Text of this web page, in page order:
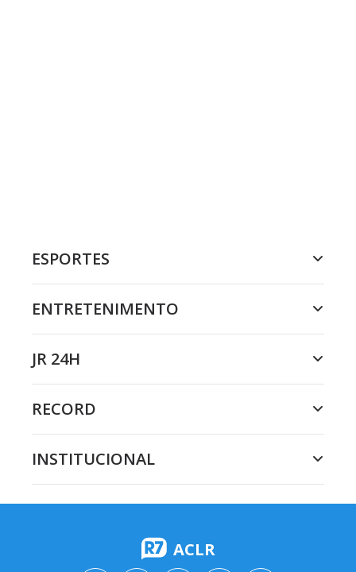
ESPORTES
ENTRETENIMENTO
JR 24H
RECORD
INSTITUCIONAL
ACLR